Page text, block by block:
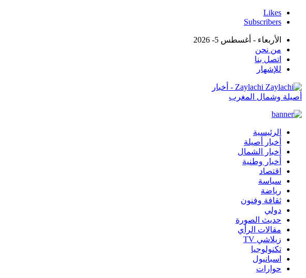
Likes
Subscribers
الأربعاء - أغسطس 5- 2026
من نحن
اتصل بنا
للإشهار
Zaylachi - أخبار
أصيلة وشمال المغرب
الرئيسية
أخبار أصيلة
أخبار الشمال
أخبار وطنية
اقتصاد
سياسة
رياضة
ثقافة وفنون
دولي
حديث الصورة
مقالات الرأي
زيلاشي TV
تكنولوجيا
اسبانيول
حوارات